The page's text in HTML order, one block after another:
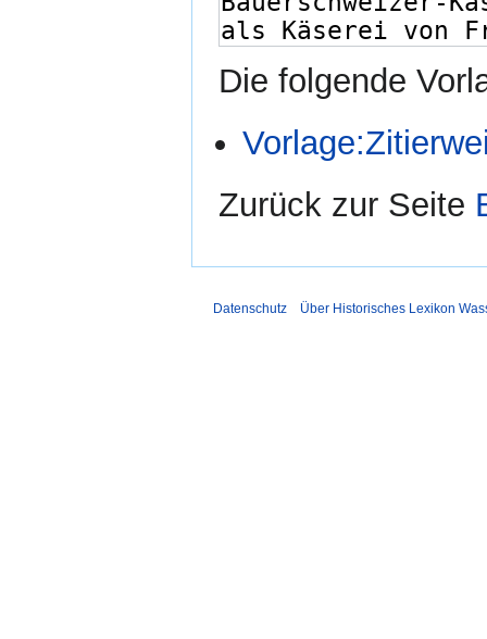
Die folgende
Zurück zur Seite
Datenschutz Über Historisches Lexikon